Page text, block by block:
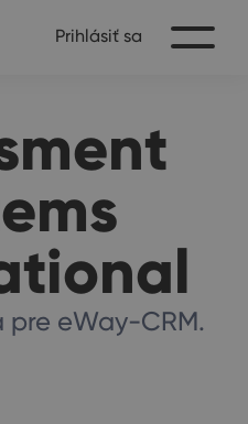
Prihlásiť sa
eWay-CRM.